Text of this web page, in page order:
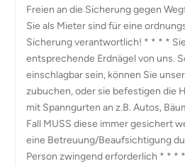
Freien an die Sicherung gegen
Sie als Mieter sind für eine
Sicherung verantwortlich! * * * *
entsprechende Erdnägel von uns.
einschlagbar sein, können Sie
zubuchen, oder sie befestigen die
mit Spanngurten an z.B. Autos,
Fall MUSS diese immer gesichert
eine Betreuung/Beaufsichtigung
Person zwingend erforderlich * * *